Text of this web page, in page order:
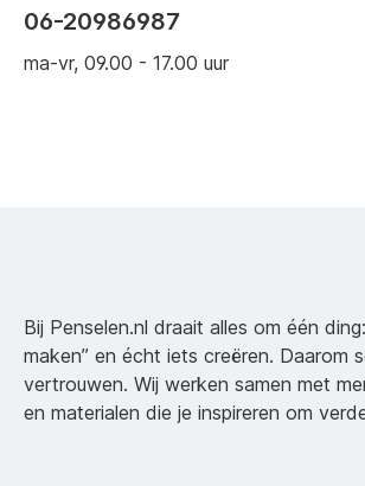
06-20986987
ma-vr, 09.00 - 17.00 uur
Bij Penselen.nl draait alles om één
maken” en écht iets creëren. Daarom
vertrouwen. Wij werken samen met
en materialen die je inspireren om